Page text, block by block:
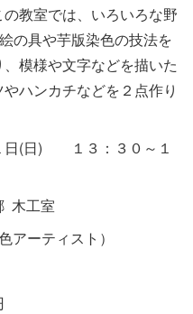
教室では、いろいろな野
の具や芋版染色の技法を
模様や文字などを描いた
ハンカチなどを２点作り
(日) １３：３０～１
工室
ーティスト）